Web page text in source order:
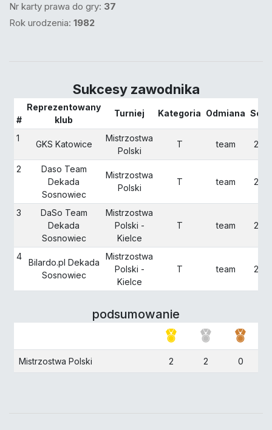
Nr karty prawa do gry: 37
Rok urodzenia: 1982
Sukcesy zawodnika
#
Reprezentowany
klub
Turniej Kategoria Odmiana
1
GKS Katowice
Mistrzostwa
Polski
T team
2
Daso Team
Dekada
Sosnowiec
Mistrzostwa
Polski
T team
3
DaSo Team
Dekada
Sosnowiec
Mistrzostwa
Polski -
Kielce
T team
4
Bilardo.pl Dekada
Sosnowiec
Mistrzostwa
Polski -
Kielce
T team
podsumowanie
Mistrzostwa Polski 2 2 0